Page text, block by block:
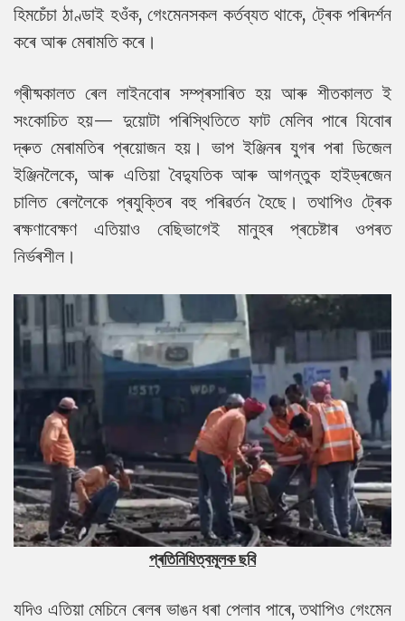
হিমচেঁচা ঠাণ্ডাই হওঁক, গেংমেনসকল কৰ্তব্যত থাকে, ট্ৰেক পৰিদৰ্শন
কৰে আৰু মেৰামতি কৰে।
গ্ৰীষ্মকালত ৰেল লাইনবোৰ সম্প্ৰসাৰিত হয় আৰু শীতকালত ই
সংকোচিত হয়— দুয়োটা পৰিস্থিতিতে ফাট মেলিব পাৰে যিবোৰ
দ্ৰুত মেৰামতিৰ প্ৰয়োজন হয়। ভাপ ইঞ্জিনৰ যুগৰ পৰা ডিজেল
ইঞ্জিনলৈকে, আৰু এতিয়া বৈদ্যুতিক আৰু আগন্তুক হাইড্ৰজেন
চালিত ৰেললৈকে প্ৰযুক্তিৰ বহু পৰিৱৰ্তন হৈছে। তথাপিও ট্ৰেক
ৰক্ষণাবেক্ষণ এতিয়াও বেছিভাগেই মানুহৰ প্ৰচেষ্টাৰ ওপৰত
নিৰ্ভৰশীল।
প্ৰতিনিধিত্বমূলক ছবি
যদিও এতিয়া মেচিনে ৰেলৰ ভাঙন ধৰা পেলাব পাৰে, তথাপিও গেংমেন